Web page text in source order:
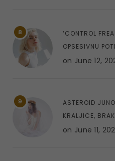
8
‘CONTROL
OPSESIVNU
on June 12,
9
ASTEROID
KRALJICE,
on June 11,